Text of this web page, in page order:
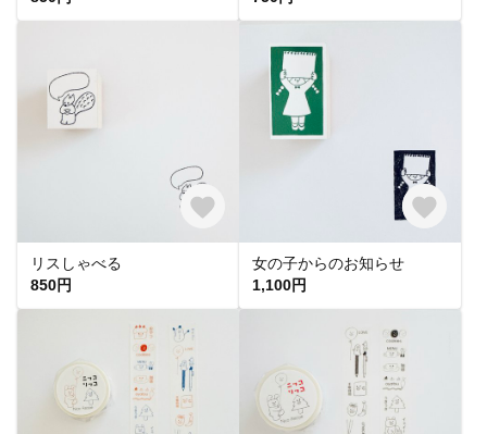
リスしゃべる
850円
女の子からのお知らせ
1,100円